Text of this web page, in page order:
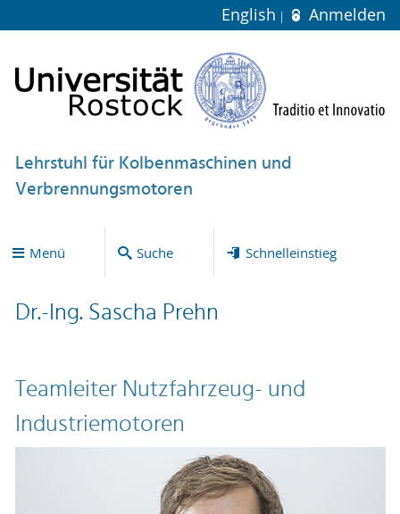
English Anmelden
Lehrstuhl für Kolbenmaschinen und
Verbrennungsmotoren
Menü Suche Schnelleinstieg
Dr.-Ing. Sascha Prehn
Teamleiter Nutzfahrzeug- und
Industriemotoren